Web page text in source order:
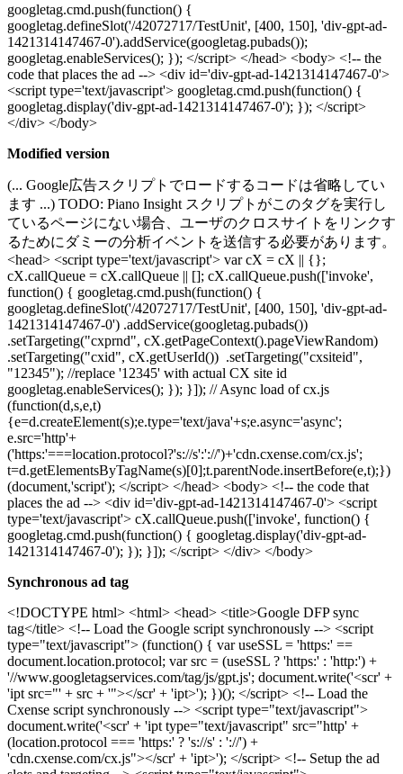
googletag.cmd.push(function() {
googletag.defineSlot('/42072717/TestUnit', [400, 150], 'div-gpt-ad-
1421314147467-0').addService(googletag.pubads());
googletag.enableServices(); }); </script> </head> <body> <!-- the
code that places the ad --> <div id='div-gpt-ad-1421314147467-0'>
<script type='text/javascript'> googletag.cmd.push(function() {
googletag.display('div-gpt-ad-1421314147467-0'); }); </script>
</div> </body>
Modified version
(... Google広告スクリプトでロードするコードは省略してい
ます ...) TODO: Piano Insight スクリプトがこのタグを実行し
ているページにない場合、ユーザのクロスサイトをリンクす
るためにダミーの分析イベントを送信する必要があります。
<head> <script type='text/javascript'> var cX = cX || {};
cX.callQueue = cX.callQueue || []; cX.callQueue.push(['invoke',
function() { googletag.cmd.push(function() {
googletag.defineSlot('/42072717/TestUnit', [400, 150], 'div-gpt-ad-
1421314147467-0') .addService(googletag.pubads())
.setTargeting("cxprnd", cX.getPageContext().pageViewRandom)
.setTargeting("cxid", cX.getUserId()) .setTargeting("cxsiteid",
"12345"); //replace '12345' with actual CX site id
googletag.enableServices(); }); }]); // Async load of cx.js
(function(d,s,e,t)
{e=d.createElement(s);e.type='text/java'+s;e.async='async';
e.src='http'+
('https:'===location.protocol?'s://s':'://')+'cdn.cxense.com/cx.js';
t=d.getElementsByTagName(s)[0];t.parentNode.insertBefore(e,t);})
(document,'script'); </script> </head> <body> <!-- the code that
places the ad --> <div id='div-gpt-ad-1421314147467-0'> <script
type='text/javascript'> cX.callQueue.push(['invoke', function() {
googletag.cmd.push(function() { googletag.display('div-gpt-ad-
1421314147467-0'); }); }]); </script> </div> </body>
Synchronous ad tag
<!DOCTYPE html> <html> <head> <title>Google DFP sync
tag</title> <!-- Load the Google script synchronously --> <script
type="text/javascript"> (function() { var useSSL = 'https:' ==
document.location.protocol; var src = (useSSL ? 'https:' : 'http:') +
'//www.googletagservices.com/tag/js/gpt.js'; document.write('<scr' +
'ipt src="' + src + '"></scr' + 'ipt>'); })(); </script> <!-- Load the
Cxense script synchronously --> <script type="text/javascript">
document.write('<scr' + 'ipt type="text/javascript" src="http' +
(location.protocol === 'https:' ? 's://s' : '://') +
'cdn.cxense.com/cx.js"></scr' + 'ipt>'); </script> <!-- Setup the ad